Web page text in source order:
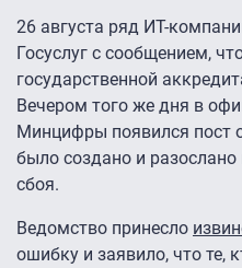
26 августа ряд ИТ-
Госуслуг с сообщением,
государственной
Вечером того же дня в
Минцифры появился пост
было создано и разослано
сбоя.
Ведомство принесло
ошибку и заявило, что те,